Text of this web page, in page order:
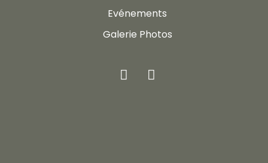
Evénements
Galerie Photos